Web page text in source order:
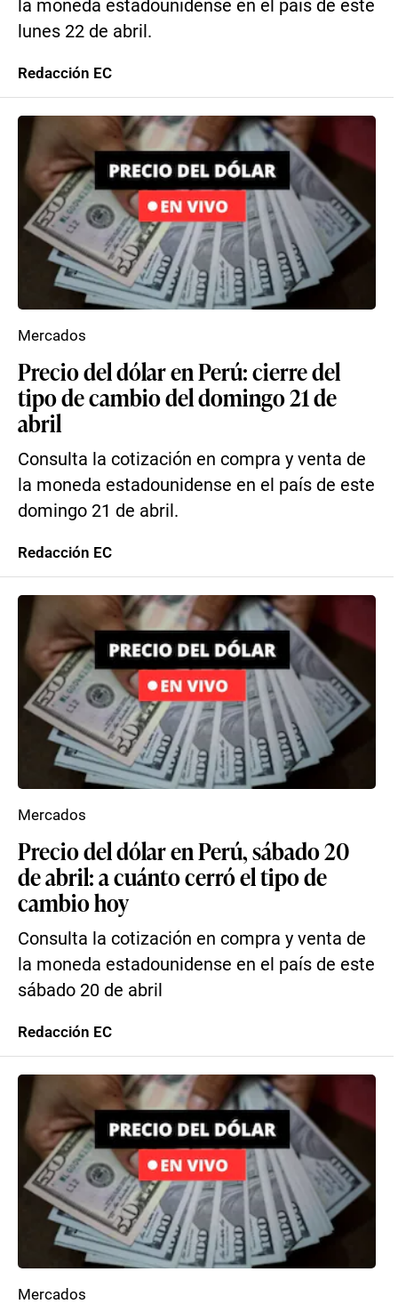
la moneda estadounidense en el país de este
lunes 22 de abril.
Redacción EC
Precio del dólar en Perú: cierre del
tipo de cambio del domingo 21 de
abril
Consulta la cotización en compra y venta de
la moneda estadounidense en el país de este
domingo 21 de abril.
Mercados
Redacción EC
Precio del dólar en Perú, sábado 20
de abril: a cuánto cerró el tipo de
cambio hoy
Consulta la cotización en compra y venta de
la moneda estadounidense en el país de este
sábado 20 de abril
Mercados
Redacción EC
Mercados